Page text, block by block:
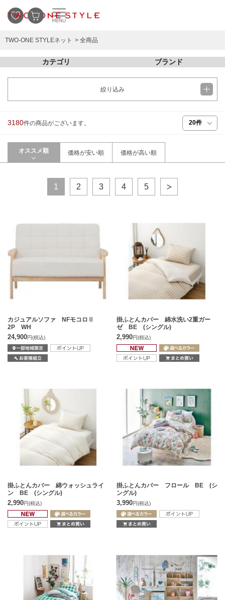
TWO-ONE STYLEネット 全商品
カテゴリ ブランド
絞り込み
3180件の商品がございます。
オススメ順 価格が安い順 価格が高い順
1 2 3 4 5
カジュアルソファ NFモコロⅡ
2P WH
24,900円(税込)
掛ふとんカバー 綿水洗い2重ガー
ゼ BE (シングル)
2,990円(税込)
掛ふとんカバー 綿ウォッシュライ
ン BE (シングル)
2,990円(税込)
掛ふとんカバー フロール BE (シ
ングル)
3,990円(税込)